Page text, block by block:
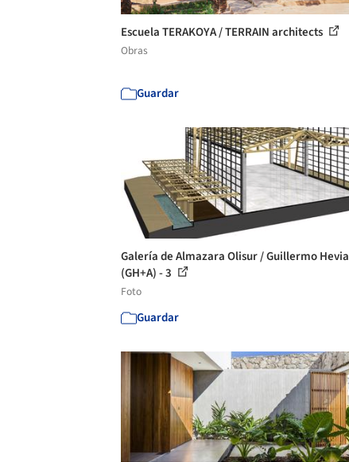
Escuela TERAKOYA / TERRAIN architects
Obras
Guardar
Galería de Almazara Olisur / Guillermo Hevia
(GH+A) - 3
Foto
Guardar